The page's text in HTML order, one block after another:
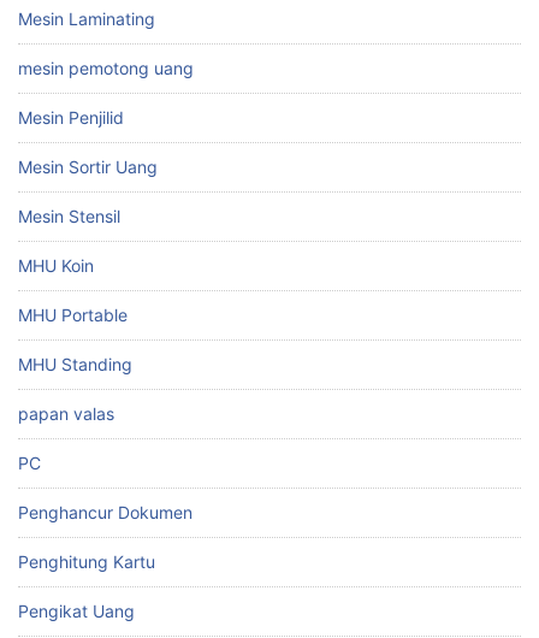
Mesin Laminating
mesin pemotong uang
Mesin Penjilid
Mesin Sortir Uang
Mesin Stensil
MHU Koin
MHU Portable
MHU Standing
papan valas
PC
Penghancur Dokumen
Penghitung Kartu
Pengikat Uang